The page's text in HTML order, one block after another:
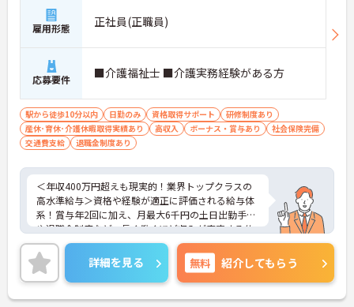
雇用形態 正社員(正職員)
応募要件 ■介護福祉士 ■介護実務経験がある方
駅から徒歩10分以内 日勤のみ 資格取得サポート
研修制度あり
産休･育休･介護休暇取得実績あり
高収入 ボーナス・賞与あり
社会保険完備
交通費支給
退職金制度あり
＜年収400万円超えも現実的！業界トップクラスの
高水準給与＞資格や経験が適正に評価される給与体
系！賞与年2回に加え、月最大6千円の土日出勤手当
や退職金制度など、長く働くほど収入が安定する仕
組みが整っています
＜スマホ1台で完結！ICT活用で記録業務の負担を大
幅カット＞日々の記録やシフト確認はすべて自社開
発のスマホアプリで行えるため、手書き書類の作成
に追われることはありません。事務作業が効率化♪
詳細を見る 無料 紹介してもらう